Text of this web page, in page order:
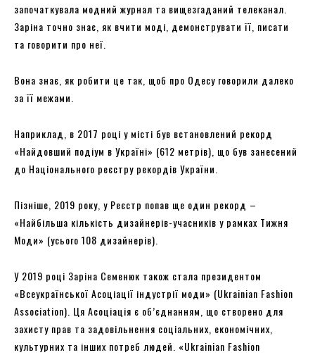
започаткувала модний журнал та вищезгаданий телеканал.
Заріна точно знає, як вчити моді, демонструвати її, писати
та говорити про неї.
Вона знає, як робити це так, щоб про Одесу говорили далеко
за її межами.
Наприклад, в 2017 році у місті був встановлений рекорд
«Найдовший подіум в Україні» (612 метрів), що був занесений
до Національного реєстру рекордів України.
Пізніше, 2019 року, у Реєстр попав ще один рекорд –
«Найбільша кількість дизайнерів-учасників у рамках Тижня
Моди» (усього 108 дизайнерів).
У 2019 році Заріна Семенюк також стала президентом
«Всеукраїнської Асоціації індустрії моди» (Ukrainian Fashion
Association). Ця Асоціація є об’єднанням, що створено для
захисту прав та задовільнення соціальних, економічних,
культурних та інших потреб людей. «Ukrainian Fashion